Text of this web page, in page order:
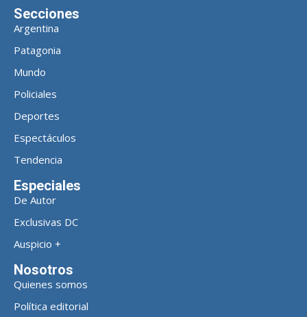
Secciones
Argentina
Patagonia
Mundo
Policiales
Deportes
Espectáculos
Tendencia
Especiales
De Autor
Exclusivas DC
Auspicio +
Nosotros
Quienes somos
Política editorial